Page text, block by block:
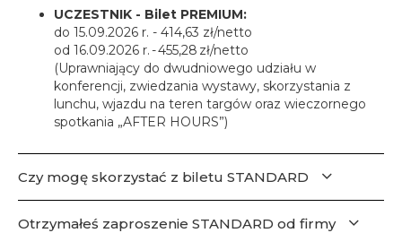
UCZESTNIK - Bilet PREMIUM:
do 15.09.2026 r. - 414,63 zł/netto
od 16.09.2026 r. - 455,28 zł/netto
(Uprawniający do dwudniowego udziału w
konferencji, zwiedzania wystawy, skorzystania z
lunchu, wjazdu na teren targów oraz wieczornego
spotkania „AFTER HOURS”)
Czy mogę skorzystać z biletu STANDARD
Otrzymałeś zaproszenie STANDARD od firmy